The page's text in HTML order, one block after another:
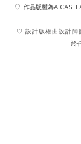
♡ 作品版權為
♡ 設計版權由設計師
於